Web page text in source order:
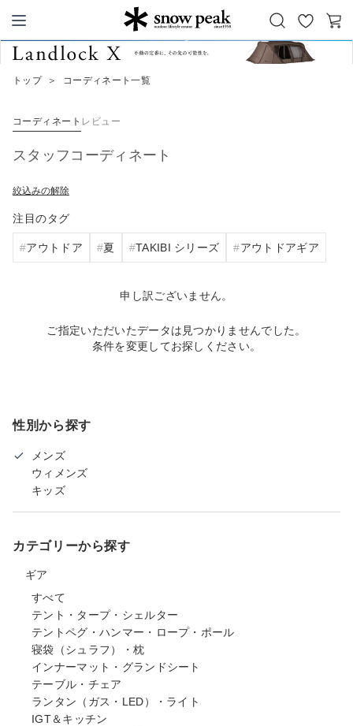
Snow Peak
お
気
カ
トップ ＞ コーディネート一覧
コーディネート レビュー
スタッフコーディネート
絞込みの解除
注目のタグ
アウトドア 夏 TAKIBI シリーズ アウトドアギア
申し訳ございません。
ご指定いただいたデータは見つかりませんでした。
条件を変更してお探しください。
性別から探す
メンズ
ウィメンズ
キッズ
カテゴリーから探す
ギア
すべて
テント・タープ・シェルター
テントペグ・ハンマー・ロープ・ポール
寝袋（シュラフ）・枕
インナーマット・グランドシート
テーブル・チェア
ランタン（ガス・LED）・ライト
IGT＆キッチン